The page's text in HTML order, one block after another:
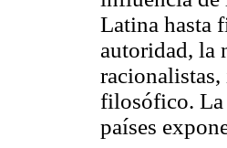
Latina hasta
autoridad, la
racionalistas,
filosófico. La
países